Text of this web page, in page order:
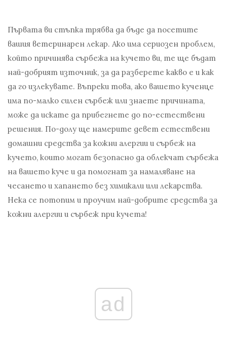
Първата ви стъпка трябва да бъде да посетите
вашия ветеринарен лекар. Ако има сериозен проблем,
който причинява сърбежа на кучето ви, те ще бъдат
най-добрият източник, за да разберете какво е и как
да го излекувате. Въпреки това, ако вашето кученце
има по-малко силен сърбеж или знаете причината,
може да искате да прибегнете до по-естествени
решения. По-долу ще намерите девет естествени
домашни средства за кожни алергии и сърбеж на
кучето, които могат безопасно да облекчат сърбежа
на вашето куче и да помогнат за намаляване на
чесането и хапането без химикали или лекарства.
Нека се потопим и проучим най-добрите средства за
кожни алергии и сърбеж при кучета!
ad